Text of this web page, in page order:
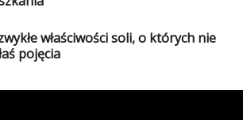
właściwości soli, o których nie
pojęcia